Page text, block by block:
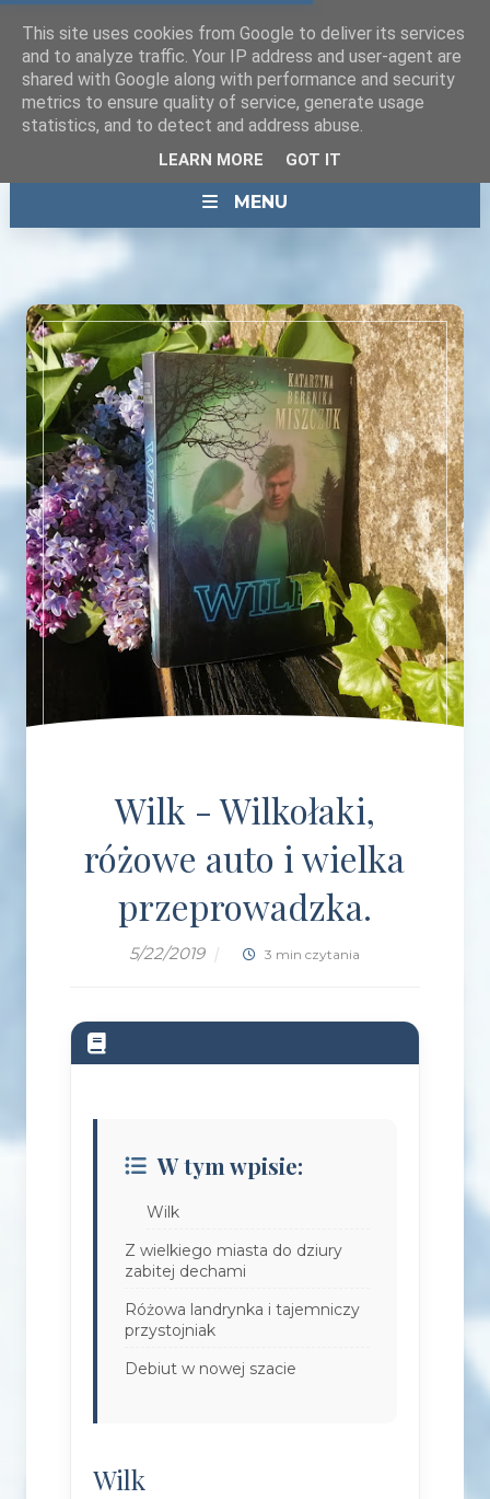
MENU
Wilk - Wilkołaki,
różowe auto i wielka
przeprowadzka.
5/22/2019 | 3 min czytania
W tym wpisie:
Wilk
Z wielkiego miasta do dziury
zabitej dechami
Różowa landrynka i tajemniczy
przystojniak
Debiut w nowej szacie
Wilk
This site uses cookies from Google to deliver its services
and to analyze traffic. Your IP address and user-agent are
shared with Google along with performance and security
metrics to ensure quality of service, generate usage
statistics, and to detect and address abuse.
LEARN MORE GOT IT